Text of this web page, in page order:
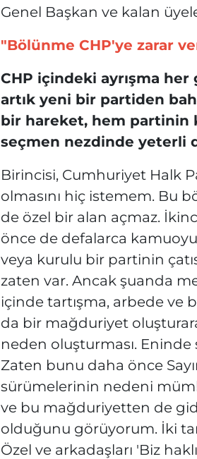
Genel Başkan ve kalan
"Bölünme CHP'ye zarar
CHP içindeki ayrışma
artık yeni bir partiden
bir hareket, hem partinin
seçmen nezdinde yeterli
Birincisi, Cumhuriyet Halk
olmasını hiç istemem. Bu
de özel bir alan açmaz.
önce de defalarca
veya kurulu bir partinin
zaten var. Ancak şuanda
içinde tartışma, arbede ve
da bir mağduriyet
neden oluşturması.
Zaten bunu daha önce
sürümelerinin nedeni
ve bu mağduriyetten de
olduğunu görüyorum. İki
Özel ve arkadaşları 'Biz